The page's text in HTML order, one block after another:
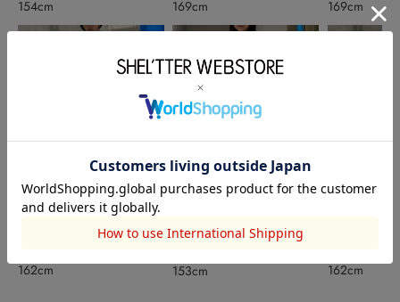
154cm
ベ秋】
162cm
169cm
MOUSSY
153cm
169cm
ベ秋】
162cm